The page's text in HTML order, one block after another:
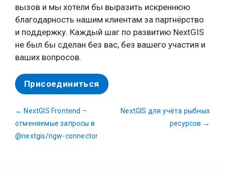
вызов и мы хотели бы выразить искреннюю
благодарность нашим клиентам за партнёрство
и поддержку. Каждый шаг по развитию NextGIS
не был бы сделан без вас, без вашего участия и
ваших вопросов.
Присоединиться
← NextGIS Frontend –
отменяемые запросы в
@nextgis/ngw-connector
NextGIS для учёта рыбных
ресурсов →